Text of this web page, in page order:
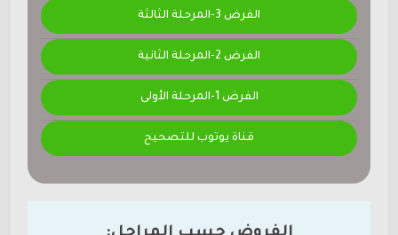
الفرض 2-المرحلة الثانية
الفرض 1-المرحلة الأولى
قناة يوتوب للتصحيح
الفروض حسب المراحل: